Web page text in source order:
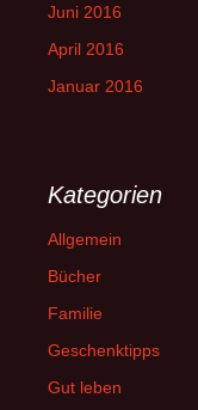
Juni 2016
April 2016
Januar 2016
Kategorien
Allgemein
Bücher
Familie
Geschenktipps
Gut leben